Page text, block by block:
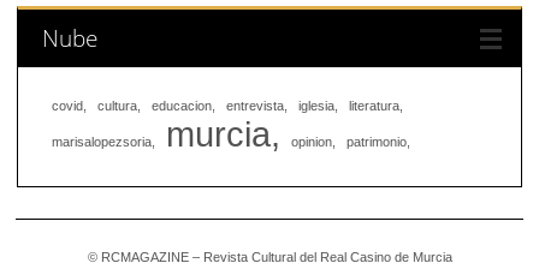
Nube
covid cultura educacion entrevista iglesia literatura
marisalopezsoria murcia opinion patrimonio
© RCMAGAZINE – Revista Cultural del Real Casino de Murcia